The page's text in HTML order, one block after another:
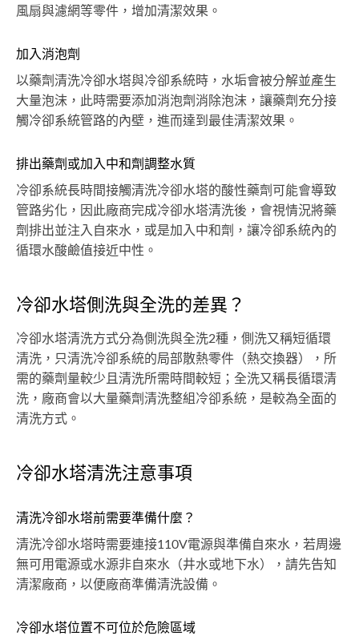
風扇與濾網等零件，增加清潔效果。
加入消泡劑
以藥劑清洗冷卻水塔與冷卻系統時，水垢會被分解並產生
大量泡沫，此時需要添加消泡劑消除泡沫，讓藥劑充分接
觸冷卻系統管路的內壁，進而達到最佳清潔效果。
排出藥劑或加入中和劑調整水質
冷卻系統長時間接觸清洗冷卻水塔的酸性藥劑可能會導致
管路劣化，因此廠商完成冷卻水塔清洗後，會視情況將藥
劑排出並注入自來水，或是加入中和劑，讓冷卻系統內的
循環水酸鹼值接近中性。
冷卻水塔側洗與全洗的差異？
冷卻水塔清洗方式分為側洗與全洗2種，側洗又稱短循環
清洗，只清洗冷卻系統的局部散熱零件（熱交換器），所
需的藥劑量較少且清洗所需時間較短；全洗又稱長循環清
洗，廠商會以大量藥劑清洗整組冷卻系統，是較為全面的
清洗方式。
冷卻水塔清洗注意事項
清洗冷卻水塔前需要準備什麼？
清洗冷卻水塔時需要連接110V電源與準備自來水，若周邊
無可用電源或水源非自來水（井水或地下水），請先告知
清潔廠商，以便廠商準備清洗設備。
冷卻水塔位置不可位於危險區域